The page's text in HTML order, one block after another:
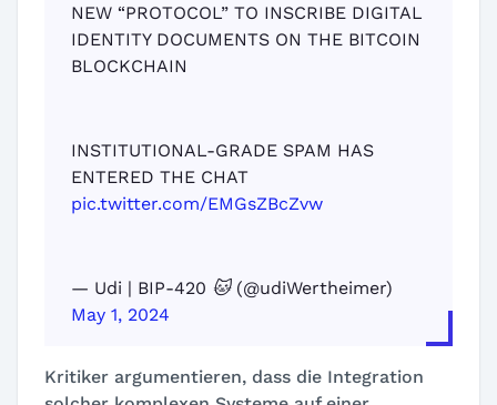
NEW “PROTOCOL” TO INSCRIBE DIGITAL
IDENTITY DOCUMENTS ON THE BITCOIN
BLOCKCHAIN
INSTITUTIONAL-GRADE SPAM HAS
ENTERED THE CHAT
pic.twitter.com/EMGsZBcZvw
— Udi | BIP-420 🐱 (@udiWertheimer)
May 1, 2024
Kritiker argumentieren, dass die Integration